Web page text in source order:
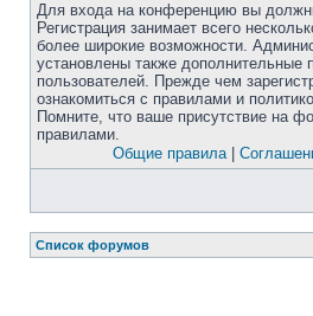
Для входа на конференцию вы
Регистрация занимает всего
более широкие возможности.
установлены также дополнительные
пользователей. Прежде чем
ознакомиться с правилами и
Помните, что ваше присутствие на
правилами.
Общие правила|
Список форумов